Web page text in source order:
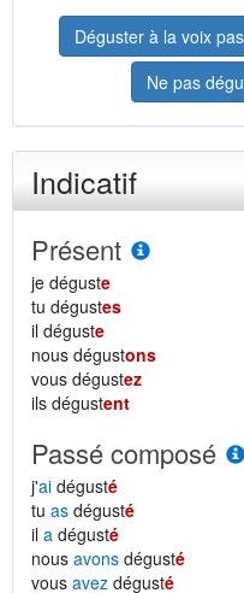
Déguster à la voix
Ne pas
Indicatif
Présent
je déguste
tu dégustes
il déguste
nous dégustons
vous dégustez
ils dégustent
Passé composé
j'ai dégusté
tu as dégusté
il a dégusté
nous avons dégusté
vous avez dégusté